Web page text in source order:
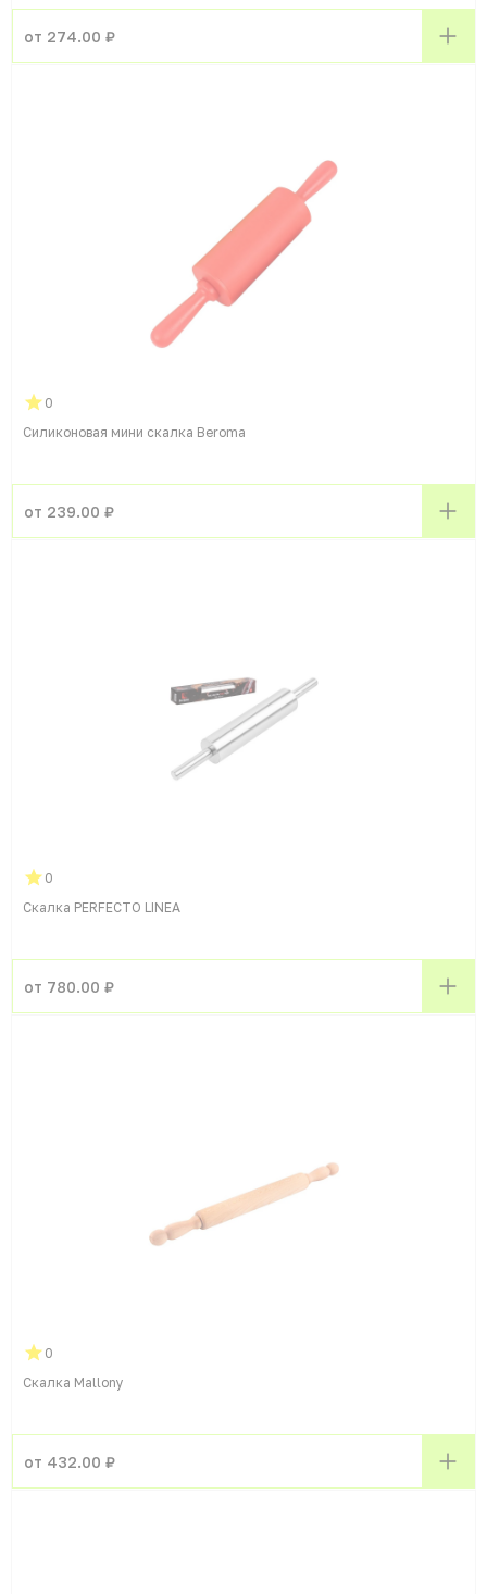
от 274.00 ₽
0
Силиконовая мини скалка Beroma
от 239.00 ₽
0
Скалка PERFECTO LINEA
от 780.00 ₽
0
Скалка Mallony
от 432.00 ₽